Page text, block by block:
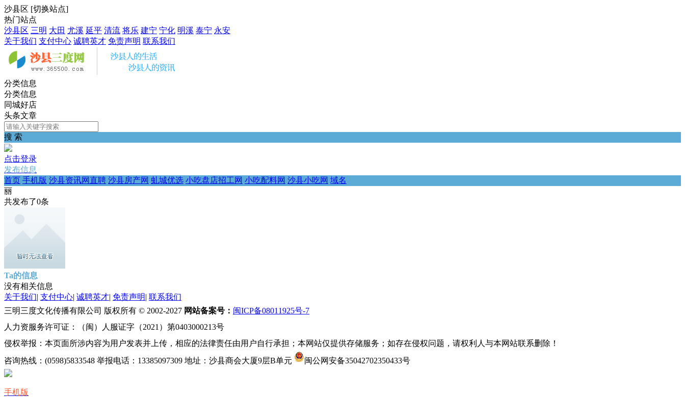
沙县区 [切换站点]
热门站点
沙县区 三明 大田 尤溪 延平 清流 将乐 建宁 宁化 明溪 泰宁 永安
关于我们 支付中心 诚聘英才 免责声明 联系我们
分类信息
分类信息
同城好店
头条文章
搜 索
点击登录
发布信息
首页 手机版 沙县资讯网直聘 沙县房产网 虬城优选 小吃盘店招工网 小吃配料网 沙县小吃网 域名
丽
共发布了0条
Ta的信息
没有相关信息
关于我们| 支付中心| 诚聘英才| 免责声明| 联系我们
三明三度文化传播有限公司 版权所有 © 2002-2027 网站备案号： 闽ICP备08011925号-7
人力资服务许可证：（闽）人服证字（2021）第0403000213号
侵权举报：本页面所涉内容为用户发表并上传，相应的法律责任由用户自行承担；本网站仅提供存储服务；如存在侵权问题，请权利人与本网站联系删除！
咨询热线：(0598)5833548 举报电话：13385097309 地址：沙县商会大厦9层B单元
闽公网安备35042702350433号
手机版